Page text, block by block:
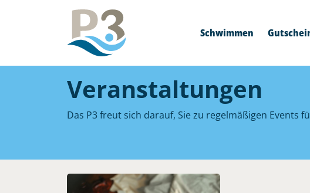
Schwimmen
Veranstaltungen
Das P3 freut sich darauf, Sie zu regelmäßigen Events